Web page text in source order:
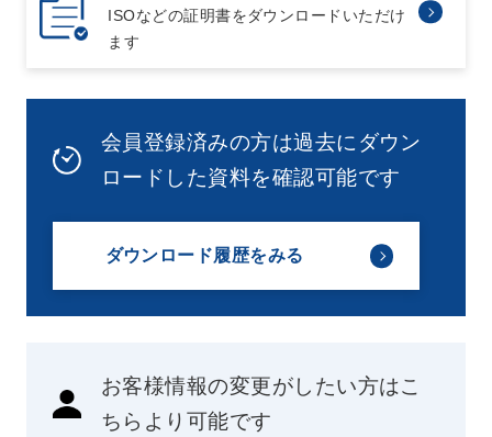
ISOなどの証明書をダウンロードいただけ
ます
会員登録済みの方は過去にダウン
ロードした資料を確認可能です
ダウンロード履歴をみる
お客様情報の変更がしたい方はこ
ちらより可能です